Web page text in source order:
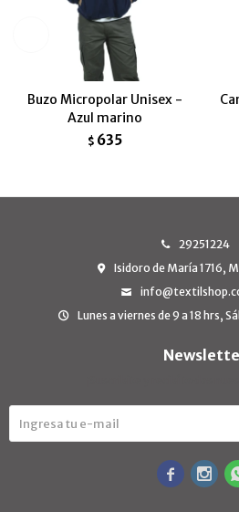
Buzo Micropolar Unisex -
Azul marino
$ 635
29251224
Isidoro de María 1716,
Lunes a viernes de 9 a 18 hrs,
 